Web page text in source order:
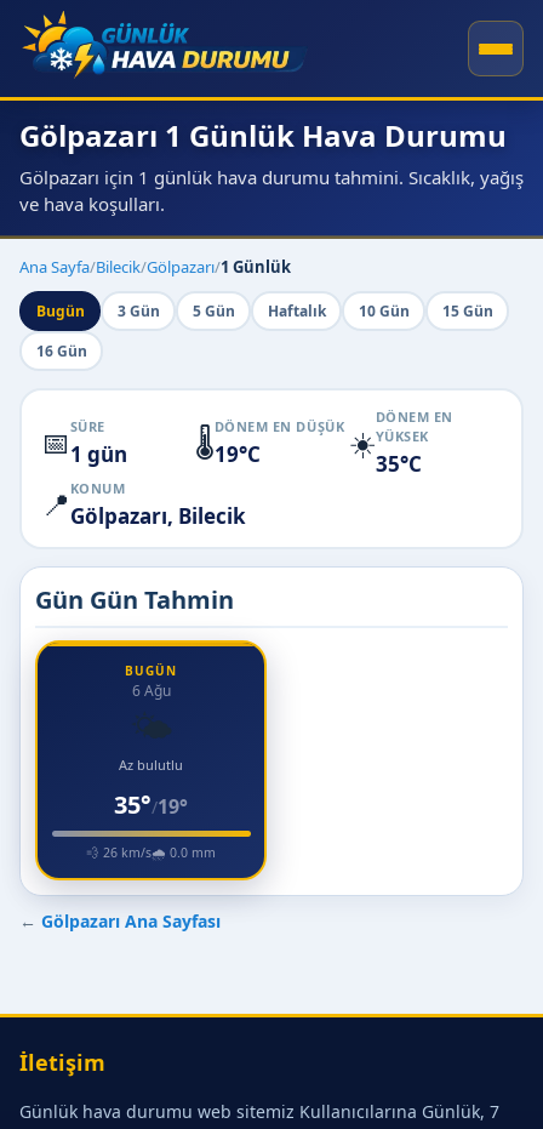
Gölpazarı 1 Günlük Hava Durumu
Gölpazarı için 1 günlük hava durumu tahmini. Sıcaklık, yağış
ve hava koşulları.
Ana Sayfa/Bilecik/Gölpazarı/1 Günlük
Bugün 3 Gün 5 Gün Haftalık 10 Gün
15 Gün
16 Gün
📅 SÜRE
1 gün 🌡️DÖNEM EN DÜŞÜK
19°C ☀️
DÖNEM EN
YÜKSEK
35°C
📍 KONUM
Gölpazarı, Bilecik
Gün Gün Tahmin
BUGÜN
6 Ağu
🌤️
Az bulutlu
35°/19°
💨 26 km/s🌧 0.0 mm
← Gölpazarı Ana Sayfası
İletişim
Günlük hava durumu web sitemiz Kullanıcılarına Günlük, 7